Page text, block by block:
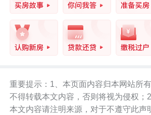
重要提示：1、本页面内容归本网站所
不得转载本文内容，否则将视为侵权；
本文内容请注明来源，对于不遵守此声